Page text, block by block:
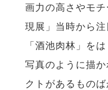
画力の高さやモ
現展」当時から注
「酒池肉林」を
写真のように描
クトがあるものば